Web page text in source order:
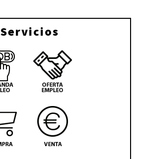
Servicios